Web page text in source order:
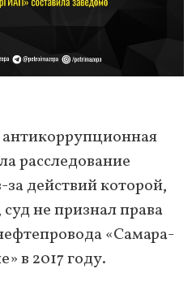
расследование
за действий которой,
не признал права
«Самара-
в 2017 году.